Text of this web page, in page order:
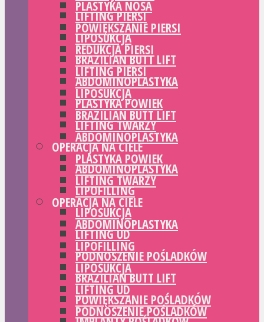
LIFTING PIERSI
LIPOSUKCJA
BRAZILIAN BUTT LIFT
ABDOMINOPLASTYKA
PLASTYKA POWIEK
LIFTING TWARZY
OPERACJA NA CIELE
ABDOMINOPLASTYKA
LIPOFILLING
LIPOSUKCJA
LIFTING UD
PODNOSZENIE POŚLADKÓW
BRAZILIAN BUTT LIFT
POWIĘKSZANIE POŚLADKÓW
PLASTYKA NOSA
POWIĘKSZANIE PIERSI
REDUKCJA PIERSI
LIFTING PIERSI
LIPOSUKCJA
BRAZILIAN BUTT LIFT
ABDOMINOPLASTYKA
PLASTYKA POWIEK
LIFTING TWARZY
OPERACJA NA CIELE
ABDOMINOPLASTYKA
LIPOFILLING
LIPOSUKCJA
LIFTING UD
PODNOSZENIE POŚLADKÓW